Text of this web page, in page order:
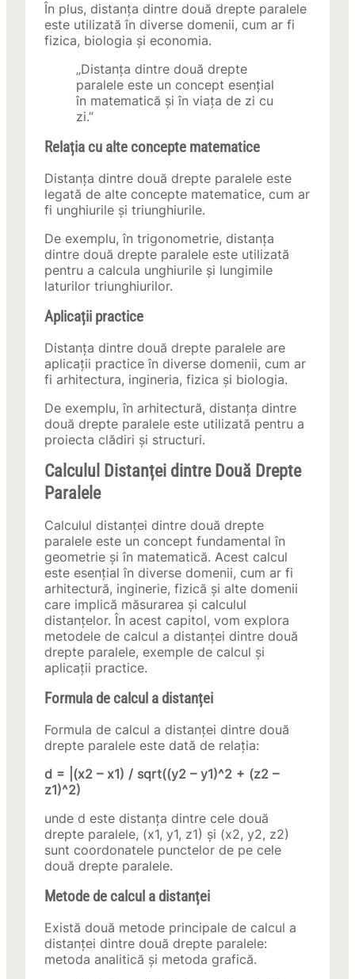
În plus, distanța dintre două drepte paralele
este utilizată în diverse domenii, cum ar fi
fizica, biologia și economia.
„Distanța dintre două drepte
paralele este un concept esențial
în matematică și în viața de zi cu
zi.”
Relația cu alte concepte matematice
Distanța dintre două drepte paralele este
legată de alte concepte matematice, cum ar
fi unghiurile și triunghiurile.
De exemplu, în trigonometrie, distanța
dintre două drepte paralele este utilizată
pentru a calcula unghiurile și lungimile
laturilor triunghiurilor.
Aplicații practice
Distanța dintre două drepte paralele are
aplicații practice în diverse domenii, cum ar
fi arhitectura, ingineria, fizica și biologia.
De exemplu, în arhitectură, distanța dintre
două drepte paralele este utilizată pentru a
proiecta clădiri și structuri.
Calculul Distanței dintre Două Drepte
Paralele
Calculul distanței dintre două drepte
paralele este un concept fundamental în
geometrie și în matematică. Acest calcul
este esențial în diverse domenii, cum ar fi
arhitectură, inginerie, fizică și alte domenii
care implică măsurarea și calculul
distanțelor. În acest capitol, vom explora
metodele de calcul a distanței dintre două
drepte paralele, exemple de calcul și
aplicații practice.
Formula de calcul a distanței
Formula de calcul a distanței dintre două
drepte paralele este dată de relația:
d = |(x2 – x1) / sqrt((y2 – y1)^2 + (z2 –
z1)^2)
unde d este distanța dintre cele două
drepte paralele, (x1, y1, z1) și (x2, y2, z2)
sunt coordonatele punctelor de pe cele
două drepte paralele.
Metode de calcul a distanței
Există două metode principale de calcul a
distanței dintre două drepte paralele:
metoda analitică și metoda grafică.